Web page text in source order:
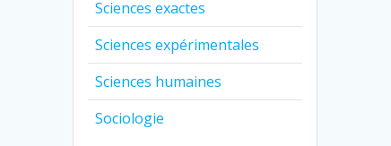
Sciences exactes
Sciences expérimentales
Sciences humaines
Sociologie